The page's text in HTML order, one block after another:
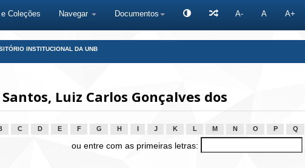
Coleções Navegar Documentos A- A A+
INSTITUCIONAL DA UNB
Luiz Carlos Gonçalves dos
C D E F G H J K L M N O P Q
ou entre com as primeiras letras: